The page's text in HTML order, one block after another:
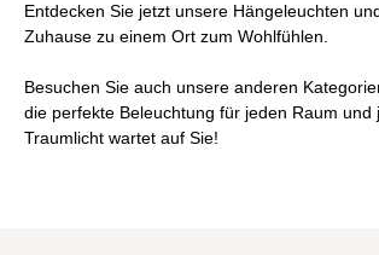
Entdecken Sie jetzt unsere Hängeleuchten
Zuhause zu einem Ort zum Wohlfühlen.
Besuchen Sie auch unsere anderen
die perfekte Beleuchtung für jeden Raum und
Traumlicht wartet auf Sie!